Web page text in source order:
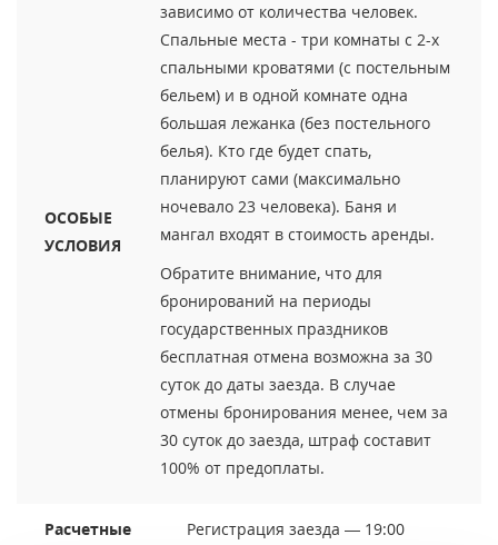
ОСОБЫЕ
УСЛОВИЯ
зависимо от количества человек.
Спальные места - три комнаты с 2-х
спальными кроватями (с постельным
бельем) и в одной комнате одна
большая лежанка (без постельного
белья). Кто где будет спать,
планируют сами (максимально
ночевало 23 человека). Баня и
мангал входят в стоимость аренды.
Обратите внимание, что для
бронирований на периоды
государственных праздников
бесплатная отмена возможна за 30
суток до даты заезда. В случае
отмены бронирования менее, чем за
30 суток до заезда, штраф составит
100% от предоплаты.
Расчетные
Регистрация заезда — 19:00